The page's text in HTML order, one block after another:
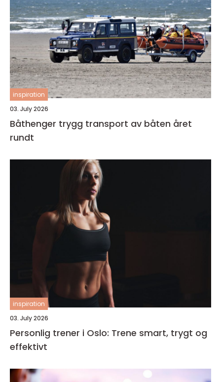
inspiration
03. July 2026
Båthenger trygg transport av båten året
rundt
inspiration
03. July 2026
Personlig trener i Oslo: Trene smart, trygt og
effektivt